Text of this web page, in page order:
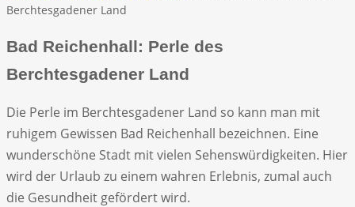
Berchtesgadener Land
Bad Reichenhall: Perle des
Berchtesgadener Land
Die Perle im Berchtesgadener Land so kann man mit
ruhigem Gewissen Bad Reichenhall bezeichnen. Eine
wunderschöne Stadt mit vielen Sehenswürdigkeiten. Hier
wird der Urlaub zu einem wahren Erlebnis, zumal auch
die Gesundheit gefördert wird.